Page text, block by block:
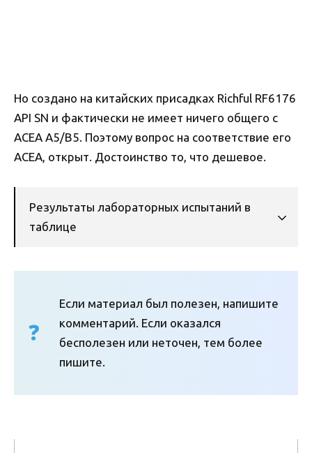
Но создано на китайских присадках Richful RF6176
API SN и фактически не имеет ничего общего с
ACEA A5/B5. Поэтому вопрос на соответствие его
ACEA, открыт. Достоинство то, что дешевое.
Результаты лабораторных испытаний в
таблице
Если материал был полезен, напишите
комментарий. Если оказался
бесполезен или неточен, тем более
пишите.